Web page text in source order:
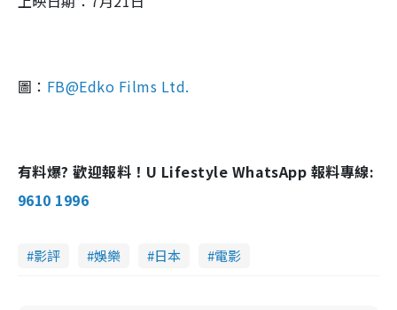
圖： FB@Edko Films Ltd.
有料爆? 歡迎報料！U Lifestyle WhatsApp 報料專線:
9610 1996
影評 娛樂 日本 電影